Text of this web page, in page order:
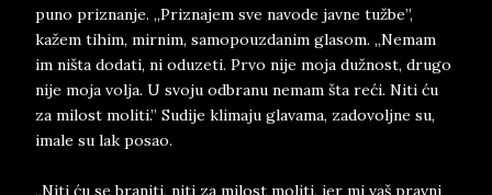
puno priznanje. „Priznajem sve navode javne tužbe”,
kažem tihim, mirnim, samopouzdanim glasom. „Nemam
im ništa dodati, ni oduzeti. Prvo nije moja dužnost, drugo
nije moja volja. U svoju odbranu nemam šta reći. Niti ću
za milost moliti.” Sudije klimaju glavama, zadovoljne su,
imale su lak posao.
„Niti ću se braniti, niti za milost moliti, jer mi vaš pravni